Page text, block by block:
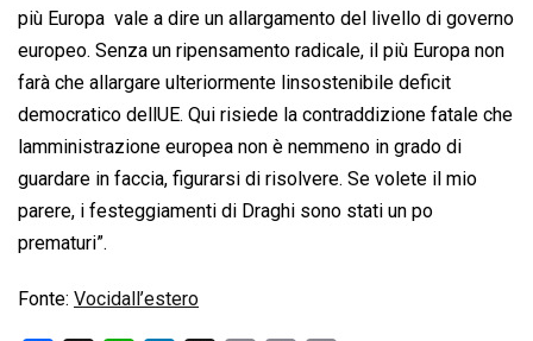
più Europa  vale a dire un allargamento del livello di governo
europeo. Senza un ripensamento radicale, il più Europa non
farà che allargare ulteriormente linsostenibile deficit
democratico dellUE. Qui risiede la contraddizione fatale che
lamministrazione europea non è nemmeno in grado di
guardare in faccia, figurarsi di risolvere. Se volete il mio
parere, i festeggiamenti di Draghi sono stati un po
prematuri”.
Fonte: Vocidall’estero